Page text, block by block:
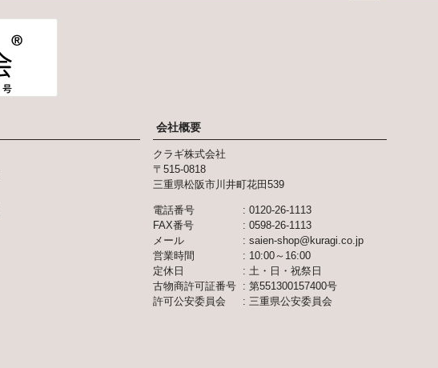
会社概要
クラギ株式会社
515-0818
三重県松阪市川井町花田539
電話番号
0120-26-1113
FAX番号
0598-26-1113
メール
saien-shop@kuragi.co.jp
営業時間
10:00～16:00
定休日
土・日・祝祭日
古物商許可証番号
第551300157400号
許可公安委員会
三重県公安委員会